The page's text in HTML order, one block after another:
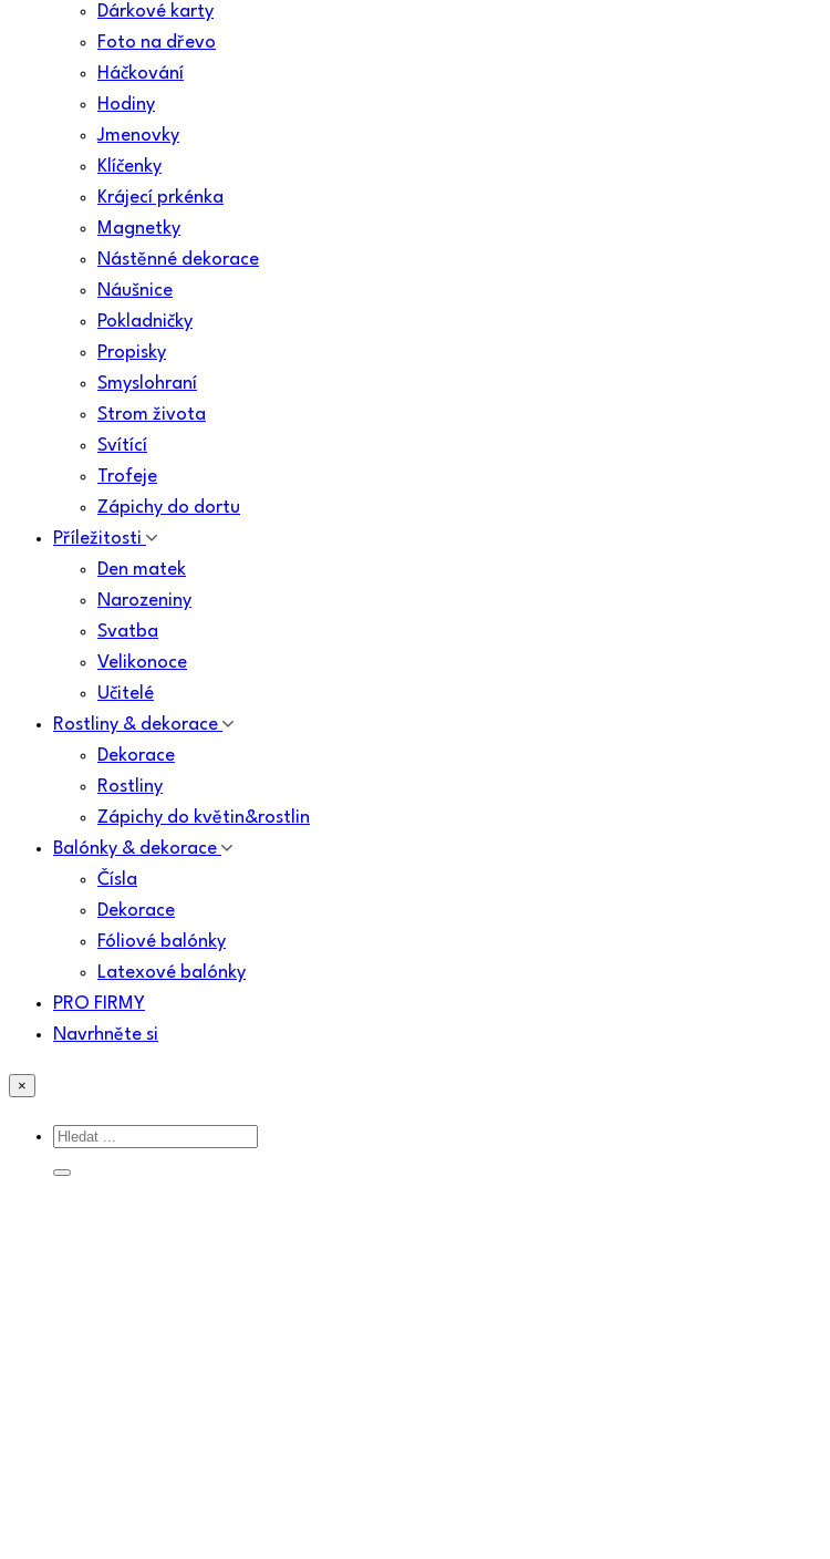
Dárkové karty
Foto na dřevo
Háčkování
Hodiny
Jmenovky
Klíčenky
Krájecí prkénka
Magnetky
Nástěnné dekorace
Náušnice
Pokladničky
Propisky
Smyslohraní
Strom života
Svítící
Trofeje
Zápichy do dortu
Příležitosti
Den matek
Narozeniny
Svatba
Velikonoce
Učitelé
Rostliny & dekorace
Dekorace
Rostliny
Zápichy do květin&rostlin
Balónky & dekorace
Čísla
Dekorace
Fóliové balónky
Latexové balónky
PRO FIRMY
Navrhněte si
×